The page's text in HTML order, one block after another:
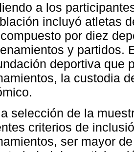
a los
incluyó atletas
por diez
y partidos.
deportiva que
la custodia
selección de la
criterios de
ser mayor